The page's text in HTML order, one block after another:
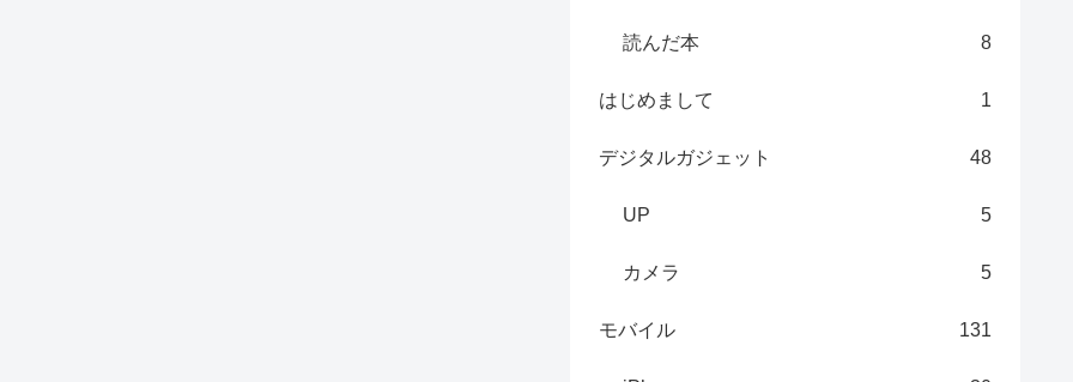
読んだ本 8
はじめまして 1
デジタルガジェット 48
UP 5
カメラ 5
モバイル 131